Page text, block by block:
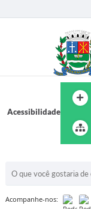
Acessibilidade
Acompanhe-nos: